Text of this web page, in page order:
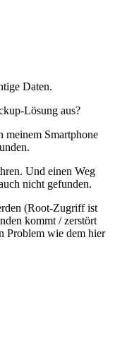
Daten.
Lösung aus?
meinem Smartphone
Und einen Weg
nicht gefunden.
(Root-Zugriff ist
kommt / zerstört
Problem wie dem hier